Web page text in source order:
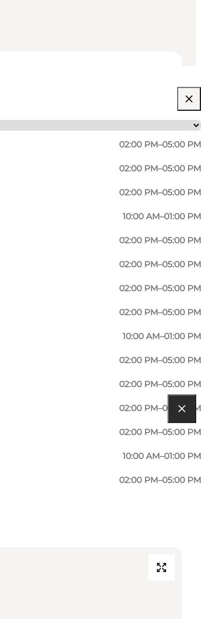
02:00 PM–05:00 PM
02:00 PM–05:00 PM
02:00 PM–05:00 PM
10:00 AM–01:00 PM
02:00 PM–05:00 PM
02:00 PM–05:00 PM
02:00 PM–05:00 PM
02:00 PM–05:00 PM
10:00 AM–01:00 PM
02:00 PM–05:00 PM
02:00 PM–05:00 PM
02:00 PM–05:00 PM
02:00 PM–05:00 PM
10:00 AM–01:00 PM
02:00 PM–05:00 PM